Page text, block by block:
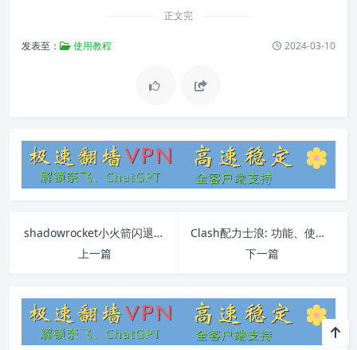
正文完
发表至： 使用教程 2024-03-10
shadowrocket小火箭闪退原因及解决方法
上一篇
Clash配力士浪: 功能、使用方法、常见问题详解
下一篇